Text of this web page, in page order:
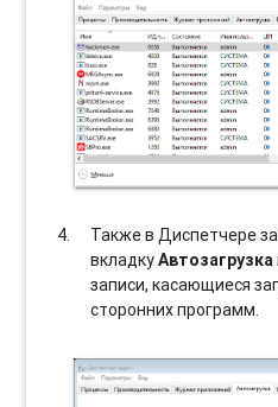
Также в Диспетчере
вкладкуАвтозагрузка
записи, касающиеся
сторонних программ.